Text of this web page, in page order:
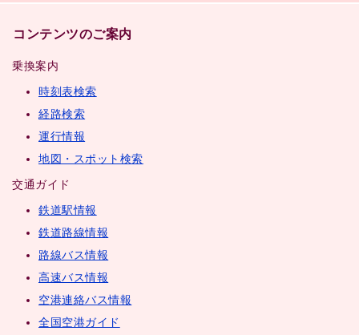
コンテンツのご案内
乗換案内
時刻表検索
経路検索
運行情報
地図・スポット検索
交通ガイド
鉄道駅情報
鉄道路線情報
路線バス情報
高速バス情報
空港連絡バス情報
全国空港ガイド